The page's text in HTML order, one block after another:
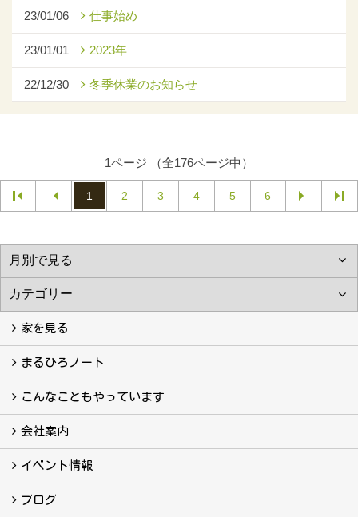
23/01/06 仕事始め
23/01/01 2023年
22/12/30 冬季休業のお知らせ
1ページ （全176ページ中）
1 2 3 4 5 6
家を見る
フォトギャラリー
現場レポート
完工事例
お客様の声
まるひろノート
真っ直ぐの家づくり
自慢の大工たち
こだわりの自然素材
快適な家のエッセンス
注文住宅ができるまで
こんなこともやっています
こんなこともやっています
会社案内
会社案内
まるひろの人
スタッフ紹介
プライバシーポリシー
イベント情報
イベント予告
イベント報告
ブログ